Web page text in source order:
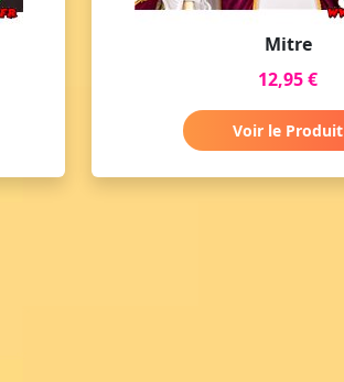
Mitre
12,95 €
Voir le Produit